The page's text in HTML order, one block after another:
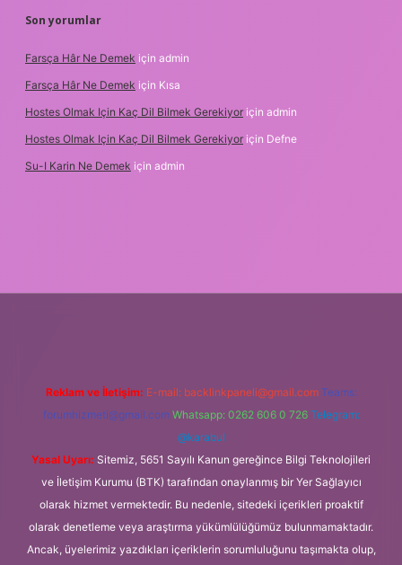
Son yorumlar
Farsça Hâr Ne Demek için admin
Farsça Hâr Ne Demek için Kısa
Hostes Olmak Için Kaç Dil Bilmek Gerekiyor için admin
Hostes Olmak Için Kaç Dil Bilmek Gerekiyor için Defne
Su-I Karin Ne Demek için admin
Reklam ve İletişim: E-mail: backlinkpaneli@gmail.com Teams:
forumhizmeti@gmail.com Whatsapp: 0262 606 0 726 Telegram:
@karabul
Yasal Uyarı: Sitemiz, 5651 Sayılı Kanun gereğince Bilgi Teknolojileri
ve İletişim Kurumu (BTK) tarafından onaylanmış bir Yer Sağlayıcı
olarak hizmet vermektedir. Bu nedenle, sitedeki içerikleri proaktif
olarak denetleme veya araştırma yükümlülüğümüz bulunmamaktadır.
Ancak, üyelerimiz yazdıkları içeriklerin sorumluluğunu taşımakta olup,